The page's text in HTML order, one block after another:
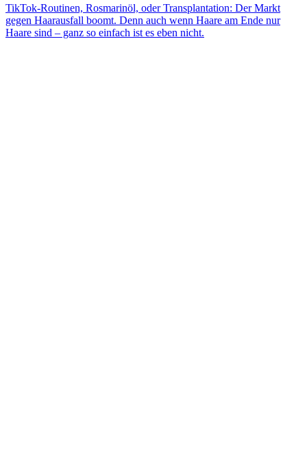
TikTok-Routinen, Rosmarinöl, oder Transplantation: Der Markt
gegen Haarausfall boomt. Denn auch wenn Haare am Ende nur
Haare sind – ganz so einfach ist es eben nicht.